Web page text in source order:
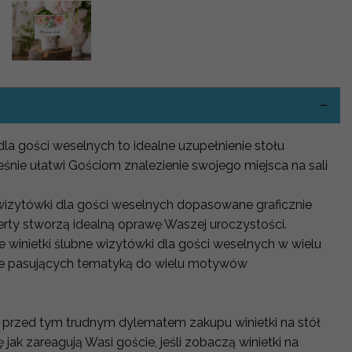
gości weselnych to idealne uzupełnienie stołu
ułatwi Gościom znalezienie swojego miejsca na sali
dla gości weselnych dopasowane graficznie
stworzą idealną oprawę Waszej uroczystości.
winietki ślubne wizytówki dla gości weselnych w wielu
pasujących tematyką do wielu motywów
tym trudnym dylematem zakupu winietki na stół
jak zareagują Wasi goście, jeśli zobaczą winietki na